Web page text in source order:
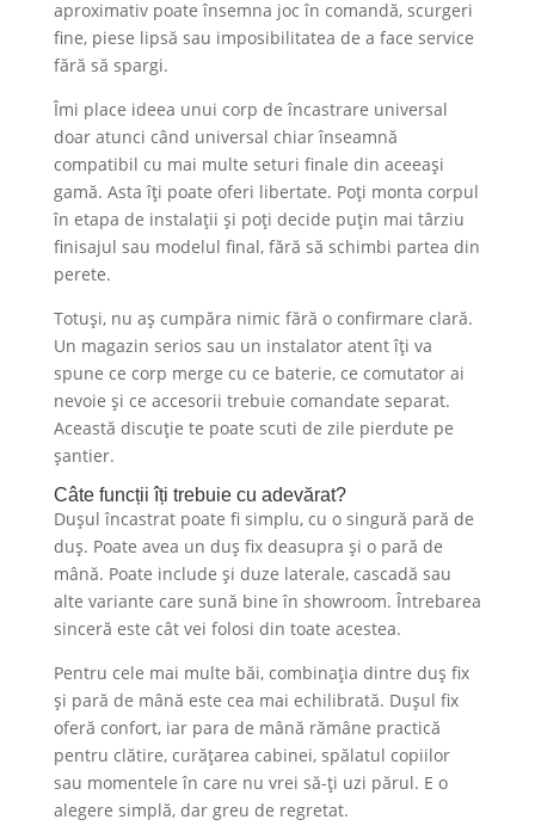
aproximativ poate însemna joc în comandă, scurgeri
fine, piese lipsă sau imposibilitatea de a face service
fără să spargi.
Îmi place ideea unui corp de încastrare universal
doar atunci când universal chiar înseamnă
compatibil cu mai multe seturi finale din aceeași
gamă. Asta îți poate oferi libertate. Poți monta corpul
în etapa de instalații și poți decide puțin mai târziu
finisajul sau modelul final, fără să schimbi partea din
perete.
Totuși, nu aș cumpăra nimic fără o confirmare clară.
Un magazin serios sau un instalator atent îți va
spune ce corp merge cu ce baterie, ce comutator ai
nevoie și ce accesorii trebuie comandate separat.
Această discuție te poate scuti de zile pierdute pe
șantier.
Câte funcții îți trebuie cu adevărat?
Dușul încastrat poate fi simplu, cu o singură pară de
duș. Poate avea un duș fix deasupra și o pară de
mână. Poate include și duze laterale, cascadă sau
alte variante care sună bine în showroom. Întrebarea
sinceră este cât vei folosi din toate acestea.
Pentru cele mai multe băi, combinația dintre duș fix
și pară de mână este cea mai echilibrată. Dușul fix
oferă confort, iar para de mână rămâne practică
pentru clătire, curățarea cabinei, spălatul copiilor
sau momentele în care nu vrei să-ți uzi părul. E o
alegere simplă, dar greu de regretat.